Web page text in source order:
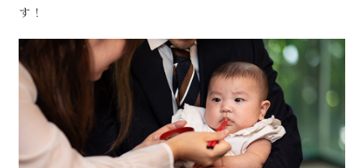
す！